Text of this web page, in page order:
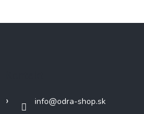
info@odra-shop.sk